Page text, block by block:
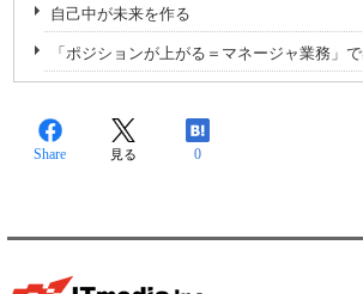
自己中が未来を作る
「ポジションが上がる＝マネージャ業務」
Share 見る 0